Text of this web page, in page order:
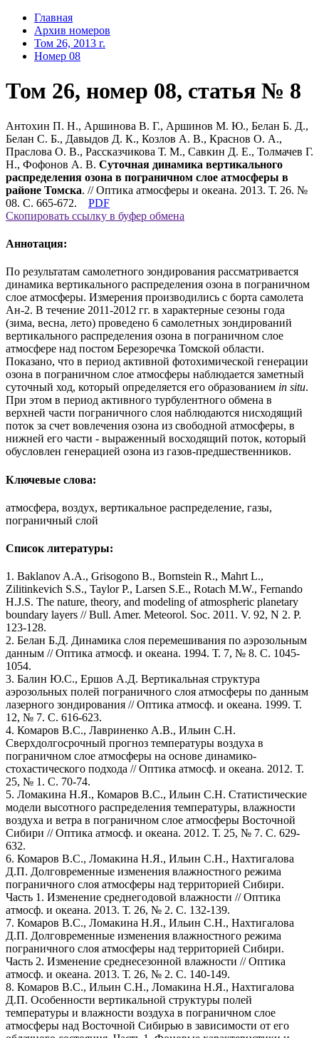
Главная
Архив номеров
Том 26, 2013 г.
Номер 08
Том 26, номер 08, статья № 8
Антохин П. Н., Аршинова В. Г., Аршинов М. Ю., Белан Б. Д.,
Белан С. Б., Давыдов Д. К., Козлов А. В., Краснов О. А.,
Праслова О. В., Рассказчикова Т. М., Савкин Д. Е., Толмачев Г.
Н., Фофонов А. В. Суточная динамика вертикального
распределения озона в пограничном слое атмосферы в
районе Томска. // Оптика атмосферы и океана. 2013. Т. 26. №
08. С. 665-672.
PDF
Скопировать ссылку в буфер обмена
Аннотация:
По результатам самолетного зондирования рассматривается
динамика вертикального распределения озона в пограничном
слое атмосферы. Измерения производились с борта самолета
Ан-2. В течение 2011-2012 гг. в характерные сезоны года
(зима, весна, лето) проведено 6 самолетных зондирований
вертикального распределения озона в пограничном слое
атмосфере над постом Березоречка Томской области.
Показано, что в период активной фотохимической генерации
озона в пограничном слое атмосферы наблюдается заметный
суточный ход, который определяется его образованием in situ.
При этом в период активного турбулентного обмена в
верхней части пограничного слоя наблюдаются нисходящий
поток за счет вовлечения озона из свободной атмосферы, в
нижней его части - выраженный восходящий поток, который
обусловлен генерацией озона из газов-предшественников.
Ключевые слова:
атмосфера, воздух, вертикальное распределение, газы,
пограничный слой
Список литературы:
1. Baklanov A.A., Grisogono B., Bornstein R., Mahrt L.,
Zilitinkevich S.S., Taylor P., Larsen S.E., Rotach M.W., Fernando
H.J.S. The nature, theory, and modeling of atmospheric planetary
boundary layers // Bull. Amer. Meteorol. Soc. 2011. V. 92, N 2. Р.
123-128.
2. Белан Б.Д. Динамика слоя перемешивания по аэрозольным
данным // Оптика атмосф. и океана. 1994. Т. 7, № 8. С. 1045-
1054.
3. Балин Ю.С., Ершов А.Д. Вертикальная структура
аэрозольных полей пограничного слоя атмосферы по данным
лазерного зондирования // Оптика атмосф. и океана. 1999. Т.
12, № 7. С. 616-623.
4. Комаров В.С., Лавриненко А.В., Ильин С.Н.
Сверхдолгосрочный прогноз температуры воздуха в
пограничном слое атмосферы на основе динамико-
стохастического подхода // Оптика атмосф. и океана. 2012. Т.
25, № 1. С. 70-74.
5. Ломакина Н.Я., Комаров В.С., Ильин С.Н. Статистические
модели высотного распределения температуры, влажности
воздуха и ветра в пограничном слое атмосферы Восточной
Сибири // Оптика атмосф. и океана. 2012. Т. 25, № 7. С. 629-
632.
6. Комаров В.С., Ломакина Н.Я., Ильин С.Н., Нахтигалова
Д.П. Долговременные изменения влажностного режима
пограничного слоя атмосферы над территорией Сибири.
Часть 1. Изменение среднегодовой влажности // Оптика
атмосф. и океана. 2013. Т. 26, № 2. С. 132-139.
7. Комаров В.С., Ломакина Н.Я., Ильин С.Н., Нахтигалова
Д.П. Долговременные изменения влажностного режима
пограничного слоя атмосферы над территорией Сибири.
Часть 2. Изменение среднесезонной влажности // Оптика
атмосф. и океана. 2013. Т. 26, № 2. С. 140-149.
8. Комаров В.С., Ильин С.Н., Ломакина Н.Я., Нахтигалова
Д.П. Особенности вертикальной структуры полей
температуры и влажности воздуха в пограничном слое
атмосферы над Восточной Сибирью в зависимости от его